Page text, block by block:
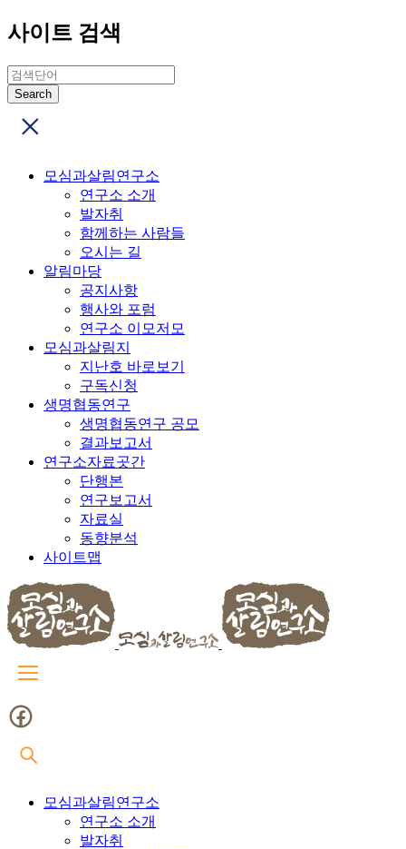
사이트 검색
모심과살림연구소
연구소 소개
발자취
함께하는 사람들
오시는 길
알림마당
공지사항
행사와 포럼
연구소 이모저모
모심과살림지
지난호 바로보기
구독신청
생명협동연구
생명협동연구 공모
결과보고서
연구소자료곳간
단행본
연구보고서
자료실
동향분석
사이트맵
모심과살림연구소
연구소 소개
발자취